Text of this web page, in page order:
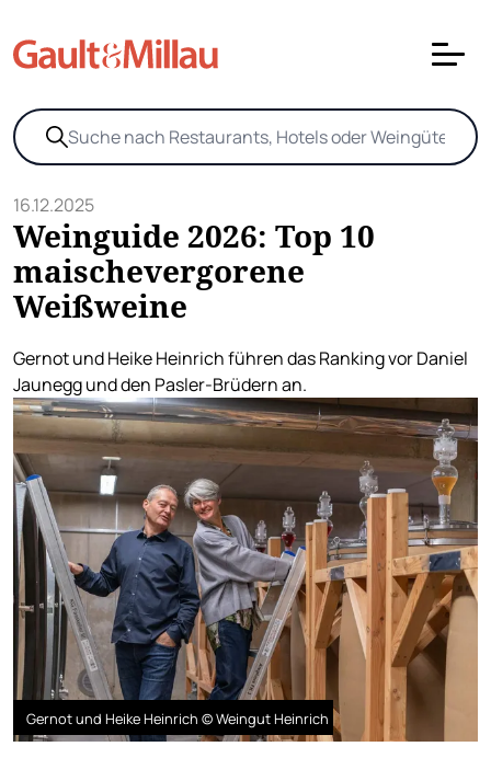
16.12.2025
Weinguide 2026: Top 10
maischevergorene
Weißweine
Gernot und Heike Heinrich führen das Ranking vor Daniel
Jaunegg und den Pasler-Brüdern an.
Gernot und Heike Heinrich © Weingut Heinrich